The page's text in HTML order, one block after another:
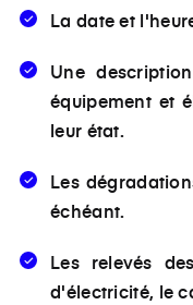
La date et
Une
équipement et
leur état.
Les
échéant.
Les relevés
d'électricité, le